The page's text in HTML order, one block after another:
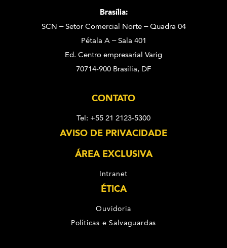
Brasília:
SCN – Setor Comercial Norte – Quadra 04
Pétala A – Sala 401
Ed. Centro empresarial Varig
70714-900 Brasília, DF
CONTATO
Tel: +55 21 2123-5300
AVISO DE PRIVACIDADE
ÁREA EXCLUSIVA
Intranet
ÉTICA
Ouvidoria
Políticas e Salvaguardas